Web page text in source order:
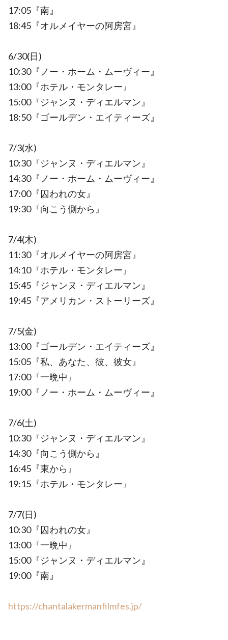
17:05『南』
18:45『オルメイヤーの阿房宮』
6/30(日)
10:30『ノー・ホーム・ムーヴィー』
13:00『ホテル・モンタレー』
15:00『ジャンヌ・ディエルマン』
18:50『ゴールデン・エイティーズ』
7/3(水)
10:30『ジャンヌ・ディエルマン』
14:30『ノー・ホーム・ムーヴィー』
17:00『囚われの女』
19:30『向こう側から』
7/4(木)
11:30『オルメイヤーの阿房宮』
14:10『ホテル・モンタレー』
15:45『ジャンヌ・ディエルマン』
19:45『アメリカン・ストーリーズ』
7/5(金)
13:00『ゴールデン・エイティーズ』
15:05『私、あなた、彼、彼女』
17:00『一晩中』
19:00『ノー・ホーム・ムーヴィー』
7/6(土)
10:30『ジャンヌ・ディエルマン』
14:30『向こう側から』
16:45『東から』
19:15『ホテル・モンタレー』
7/7(日)
10:30『囚われの女』
13:00『一晩中』
15:00『ジャンヌ・ディエルマン』
19:00『南』
https://chantalakermanfilmfes.jp/